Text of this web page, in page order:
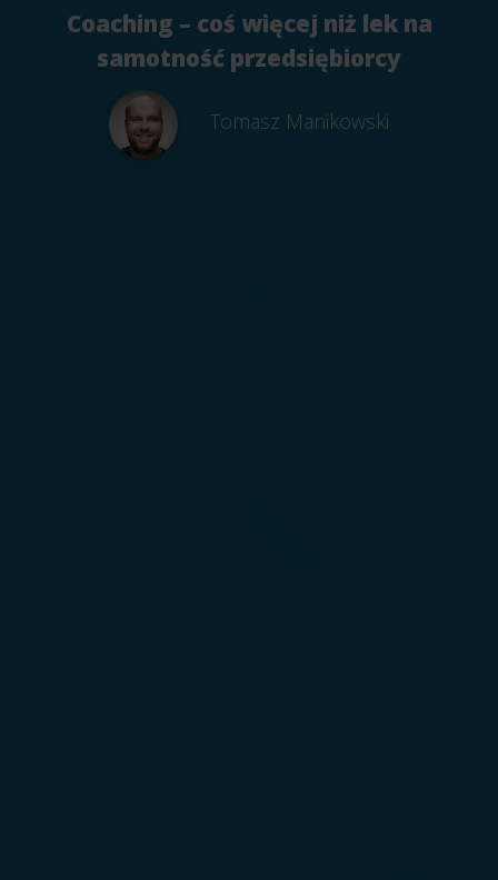
Coaching – coś więcej niż lek na
samotność przedsiębiorcy
Tomasz Manikowski